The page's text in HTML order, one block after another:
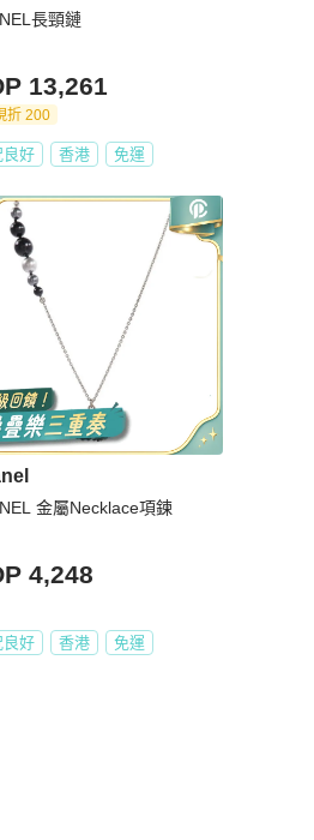
長頸鏈
13,261
折 200
良好 香港 免運
金屬Necklace項鍊
4,248
良好 香港 免運